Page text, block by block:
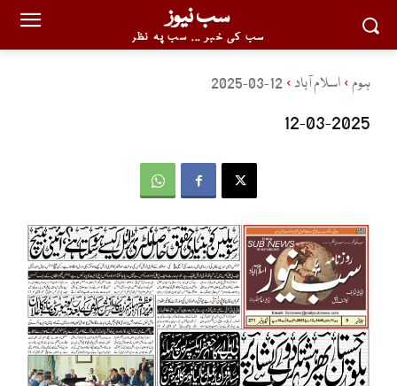
سب نیوز
سب کی خبر ... سب پہ نظر
ہوم اسلام آباد 12-03-2025
12-03-2025